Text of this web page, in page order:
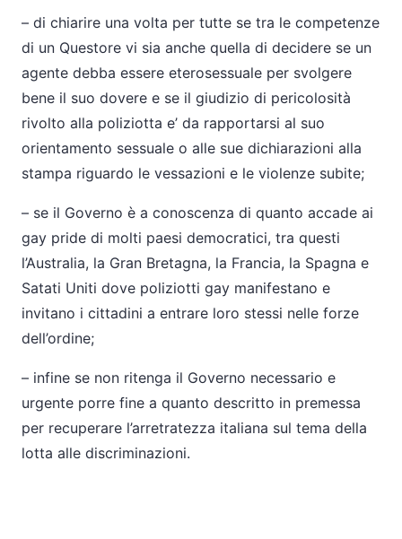
– di chiarire una volta per tutte se tra le competenze
di un Questore vi sia anche quella di decidere se un
agente debba essere eterosessuale per svolgere
bene il suo dovere e se il giudizio di pericolosità
rivolto alla poliziotta e’ da rapportarsi al suo
orientamento sessuale o alle sue dichiarazioni alla
stampa riguardo le vessazioni e le violenze subite;
– se il Governo è a conoscenza di quanto accade ai
gay pride di molti paesi democratici, tra questi
l’Australia, la Gran Bretagna, la Francia, la Spagna e
Satati Uniti dove poliziotti gay manifestano e
invitano i cittadini a entrare loro stessi nelle forze
dell’ordine;
– infine se non ritenga il Governo necessario e
urgente porre fine a quanto descritto in premessa
per recuperare l’arretratezza italiana sul tema della
lotta alle discriminazioni.